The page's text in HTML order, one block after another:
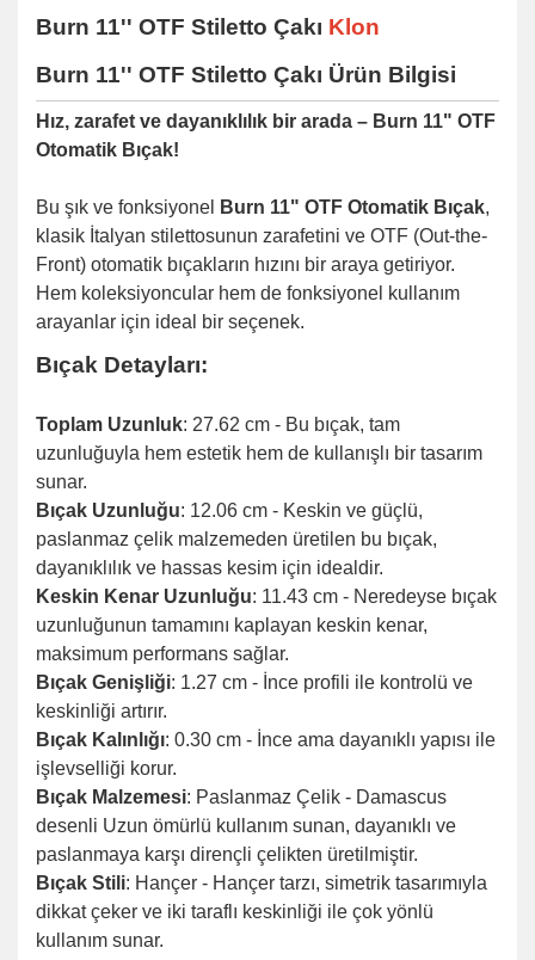
Burn 11'' OTF Stiletto Çakı Klon
Burn 11'' OTF Stiletto Çakı Ürün Bilgisi
Hız, zarafet ve dayanıklılık bir arada – Burn 11" OTF
Otomatik Bıçak!
Bu şık ve fonksiyonel Burn 11" OTF Otomatik Bıçak,
klasik İtalyan stilettosunun zarafetini ve OTF (Out-the-
Front) otomatik bıçakların hızını bir araya getiriyor.
Hem koleksiyoncular hem de fonksiyonel kullanım
arayanlar için ideal bir seçenek.
Bıçak Detayları:
Toplam Uzunluk: 27.62 cm - Bu bıçak, tam
uzunluğuyla hem estetik hem de kullanışlı bir tasarım
sunar.
Bıçak Uzunluğu: 12.06 cm - Keskin ve güçlü,
paslanmaz çelik malzemeden üretilen bu bıçak,
dayanıklılık ve hassas kesim için idealdir.
Keskin Kenar Uzunluğu: 11.43 cm - Neredeyse bıçak
uzunluğunun tamamını kaplayan keskin kenar,
maksimum performans sağlar.
Bıçak Genişliği: 1.27 cm - İnce profili ile kontrolü ve
keskinliği artırır.
Bıçak Kalınlığı: 0.30 cm - İnce ama dayanıklı yapısı ile
işlevselliği korur.
Bıçak Malzemesi: Paslanmaz Çelik - Damascus
desenli Uzun ömürlü kullanım sunan, dayanıklı ve
paslanmaya karşı dirençli çelikten üretilmiştir.
Bıçak Stili: Hançer - Hançer tarzı, simetrik tasarımıyla
dikkat çeker ve iki taraflı keskinliği ile çok yönlü
kullanım sunar.